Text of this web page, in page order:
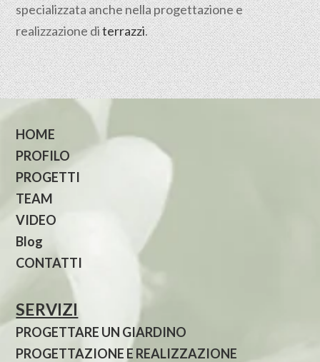
specializzata anche nella progettazione e
realizzazione diterrazzi.
HOME
PROFILO
PROGETTI
TEAM
VIDEO
Blog
CONTATTI
SERVIZI
PROGETTARE UN GIARDINO
PROGETTAZIONE E REALIZZAZIONE